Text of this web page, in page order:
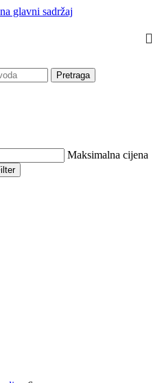
glavni sadržaj
Pretraga
Maksimalna cijena